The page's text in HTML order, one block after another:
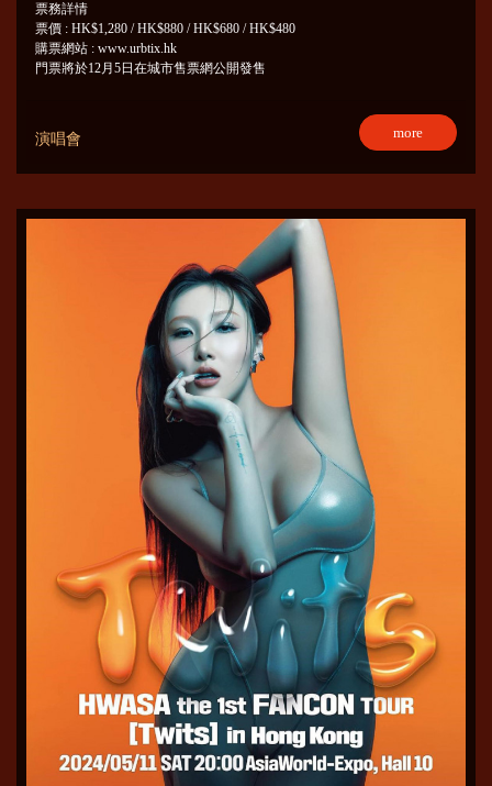
票務詳情
票價 : HK$1,280 / HK$880 / HK$680 / HK$480
購票網站 : www.urbtix.hk
門票將於12月5日在城市售票網公開發售
演唱會 more